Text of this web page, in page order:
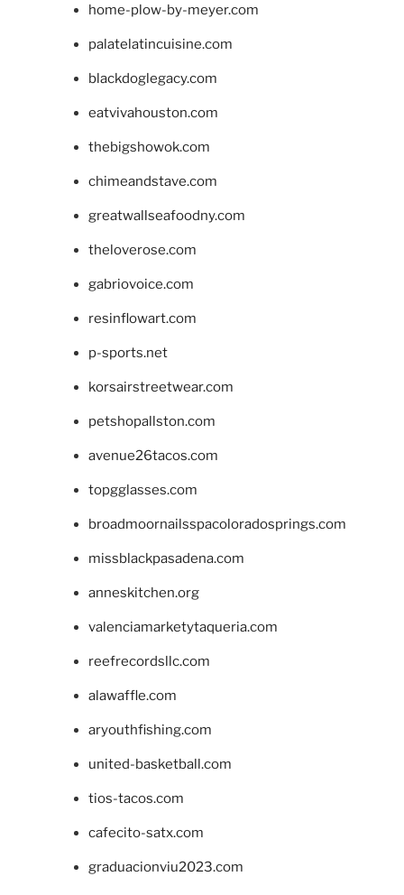
home-plow-by-meyer.com
palatelatincuisine.com
blackdoglegacy.com
eatvivahouston.com
thebigshowok.com
chimeandstave.com
greatwallseafoodny.com
theloverose.com
gabriovoice.com
resinflowart.com
p-sports.net
korsairstreetwear.com
petshopallston.com
avenue26tacos.com
topgglasses.com
broadmoornailsspacoloradosprings.com
missblackpasadena.com
anneskitchen.org
valenciamarketytaqueria.com
reefrecordsllc.com
alawaffle.com
aryouthfishing.com
united-basketball.com
tios-tacos.com
cafecito-satx.com
graduacionviu2023.com